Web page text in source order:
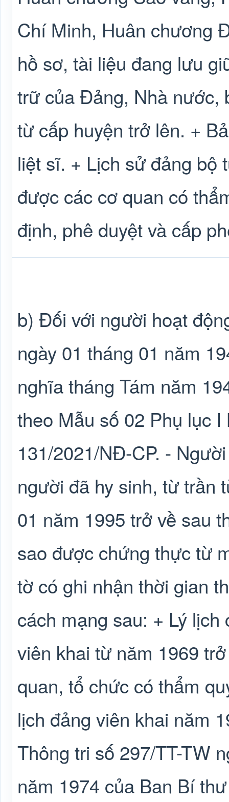
Chí Minh, Huân chương
hồ sơ, tài liệu đang lưu
trữ của Đảng, Nhà nước,
từ cấp huyện trở lên. +
liệt sĩ. + Lịch sử đảng bộ
được các cơ quan có
định, phê duyệt và cấp
b) Đối với người hoạt
ngày 01 tháng 01 năm
nghĩa tháng Tám năm
theo Mẫu số 02 Phụ lục I
131/2021/NĐ-CP. -
người đã hy sinh, từ trần
01 năm 1995 trở về sau
sao được chứng thực từ
tờ có ghi nhận thời gian
cách mạng sau: + Lý lịch
viên khai từ năm 1969
quan, tổ chức có thẩm
lịch đảng viên khai năm
Thông tri số 297/TT-TW
năm 1974 của Ban Bí